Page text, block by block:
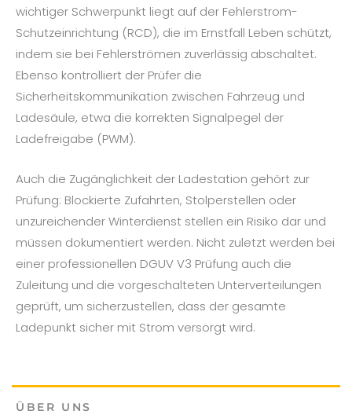
wichtiger Schwerpunkt liegt auf der Fehlerstrom-
Schutzeinrichtung (RCD), die im Ernstfall Leben schützt,
indem sie bei Fehlerströmen zuverlässig abschaltet.
Ebenso kontrolliert der Prüfer die
Sicherheitskommunikation zwischen Fahrzeug und
Ladesäule, etwa die korrekten Signalpegel der
Ladefreigabe (PWM).
Auch die Zugänglichkeit der Ladestation gehört zur
Prüfung: Blockierte Zufahrten, Stolperstellen oder
unzureichender Winterdienst stellen ein Risiko dar und
müssen dokumentiert werden. Nicht zuletzt werden bei
einer professionellen DGUV V3 Prüfung auch die
Zuleitung und die vorgeschalteten Unterverteilungen
geprüft, um sicherzustellen, dass der gesamte
Ladepunkt sicher mit Strom versorgt wird.
ÜBER UNS